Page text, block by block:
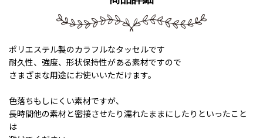
ポリエステル製のカラフルなタッセルです
耐久性、強度、形状保持性がある素材ですので
さまざまな用途にお使いいただけます。
色落ちもしにくい素材ですが、
長時間他の素材と密接させたり濡れたままにしたりといったこと
は